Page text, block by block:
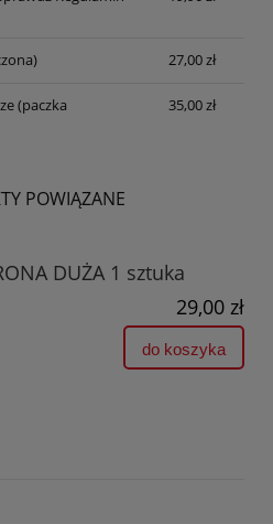
27,00 zł
(paczka
35,00 zł
POWIĄZANE
DUŻA 1 sztuka
29,00 zł
do koszyka